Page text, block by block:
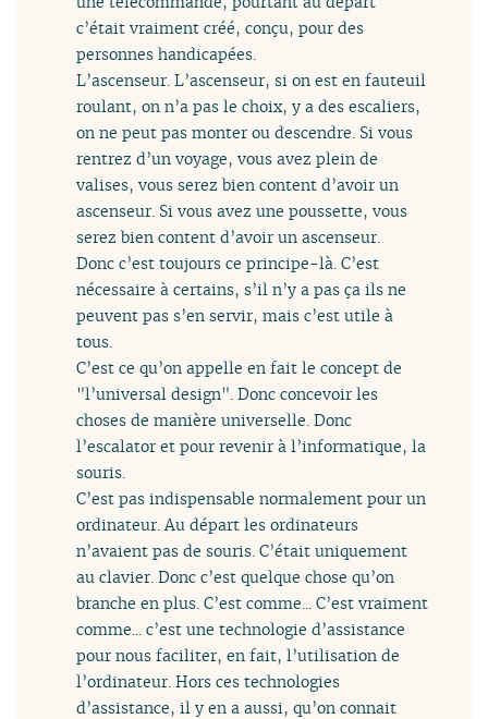
c’était vraiment créé, conçu, pour des
personnes handicapées.
L’ascenseur. L’ascenseur, si on est en fauteuil
roulant, on n’a pas le choix, y a des escaliers,
on ne peut pas monter ou descendre. Si vous
rentrez d’un voyage, vous avez plein de
valises, vous serez bien content d’avoir un
ascenseur. Si vous avez une poussette, vous
serez bien content d’avoir un ascenseur.
Donc c’est toujours ce principe-là. C’est
nécessaire à certains, s’il n’y a pas ça ils ne
peuvent pas s’en servir, mais c’est utile à
tous.
C’est ce qu’on appelle en fait le concept de
"l’universal design". Donc concevoir les
choses de manière universelle. Donc
l’escalator et pour revenir à l’informatique, la
souris.
C’est pas indispensable normalement pour un
ordinateur. Au départ les ordinateurs
n’avaient pas de souris. C’était uniquement
au clavier. Donc c’est quelque chose qu’on
branche en plus. C’est comme... C’est vraiment
comme... c’est une technologie d’assistance
pour nous faciliter, en fait, l’utilisation de
l’ordinateur. Hors ces technologies
d’assistance, il y en a aussi, qu’on connait